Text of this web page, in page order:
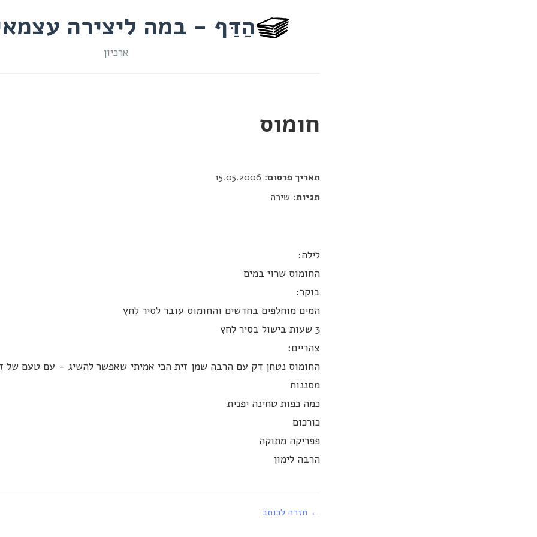
הַדַּף - במה ליצירה
ארכיון
חומוס
תאריך פרסום:
תגיות: שירה
לילה:
החומוס שרוי במים
בוקר:
המים מוחלפים בחדשים והחומוס עובר לסיר לחץ
3 שעות בישול בסיר לחץ
צהריים:
החומוס נטחן דק עם הרבה שמן זית הכי אמיתי שאפשר להשיג - עם טעם של
מסננות
כמה כפות טחינה יפנית
כורכום
פפריקה מתוקה
הרבה לימון
← חזרה לכותב